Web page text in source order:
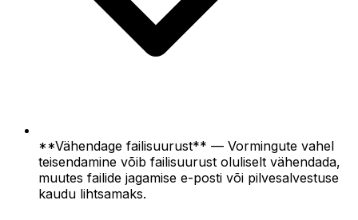
**Vähendage failisuurust** — Vormingute vahel
teisendamine võib failisuurust oluliselt vähendada,
muutes failide jagamise e-posti või pilvesalvestuse
kaudu lihtsamaks.